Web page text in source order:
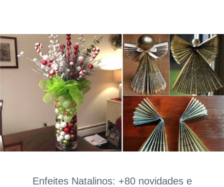
Enfeites Natalinos: +80 novidades e